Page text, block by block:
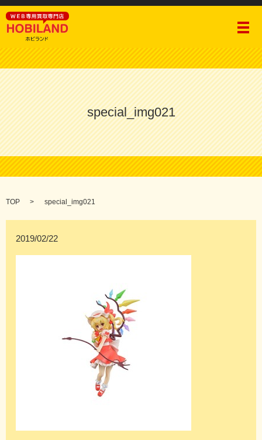
メ
special_img021
TOP special_img021
2019/02/22